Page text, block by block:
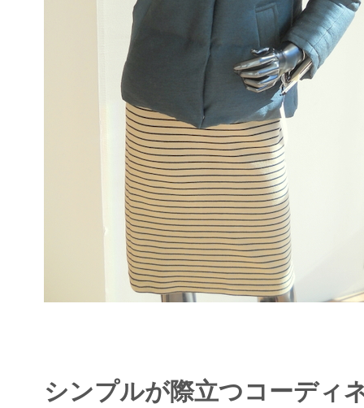
シンプルが際立つコーディ